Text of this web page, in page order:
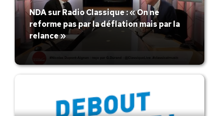
NDA sur Radio Classique : « On ne
reforme pas par la déflation mais par la
relance »